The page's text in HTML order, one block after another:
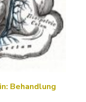
Behandlung